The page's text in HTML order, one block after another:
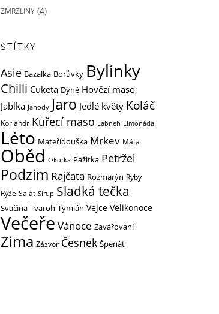
ZMRZLINY(4)
ŠTÍTKY
Asie Bazalka Borůvky Bylinky
Chilli Cuketa Dýně Hovězí maso
Jablka Jahody Jaro Jedlé květy Koláč
Koriandr Kuřecí maso Labneh Limonáda
Léto Mateřídouška Mrkev Máta
Oběd Okurka Pažitka Petržel
Podzim Rajčata Rozmarýn Ryby
Rýže Salát Sirup Sladká tečka
Svačina Tvaroh Tymián Vejce Velikonoce
Večeře Vánoce Zavařování
Zima Zázvor Česnek Špenát